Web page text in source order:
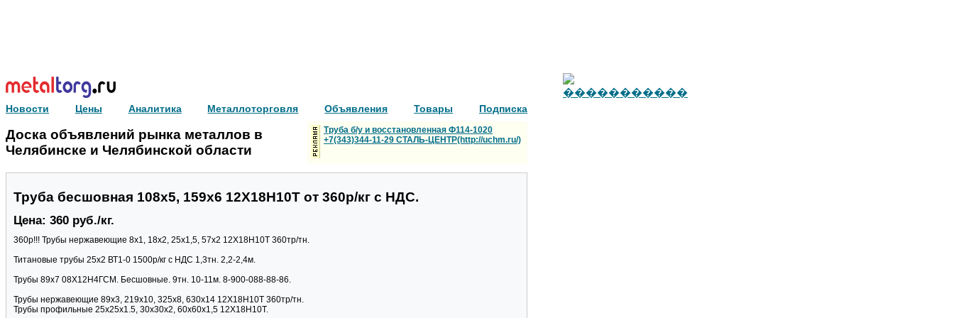
Новости Цены Аналитика Металлоторговля Объявления Товары Подписка
Доска объявлений рынка металлов в
Челябинске и Челябинской области
Труба б/у и восстановленная Ф114-1020
+7(343)344-11-29 СТАЛЬ-ЦЕНТР(http://uchm.ru/)
Труба бесшовная 108х5, 159х6 12Х18Н10Т от 360р/кг с НДС.
Цена: 360 руб./кг.
360р!!! Трубы нержавеющие 8х1, 18х2, 25х1,5, 57х2 12Х18Н10Т 360тр/тн.
Титановые трубы 25х2 ВТ1-0 1500р/кг с НДС 1,3тн. 2,2-2,4м.
Трубы 89х7 08Х12Н4ГСМ. Бесшовные. 9тн. 10-11м. 8-900-088-88-86.
Трубы нержавеющие 89х3, 219х10, 325х8, 630х14 12Х18Н10Т 360тр/тн.
Трубы профильные 25х25х1.5, 30х30х2, 60х60х1,5 12Х18Н10Т.